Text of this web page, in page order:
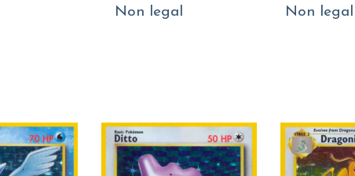
Non legal
Non legal